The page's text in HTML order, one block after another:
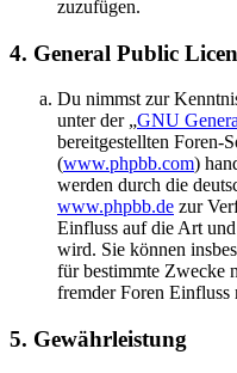
zuzufügen.
4. General Public
Du nimmst zur
unter der „GNU
bereitgestellten
(www.phpbb.com)
werden durch die
www.phpbb.de zur
Einfluss auf die Art
wird. Sie können
für bestimmte Zwecke
fremder Foren Einfluss
5. Gewährleistung